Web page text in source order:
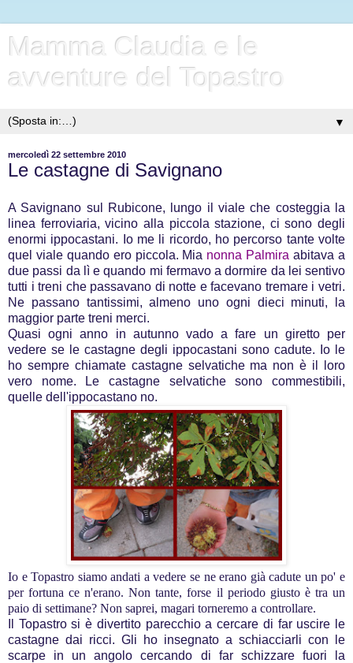
Mamma Claudia e le
avventure del Topastro
▼
mercoledì 22 settembre 2010
Le castagne di Savignano
A Savignano sul Rubicone, lungo il viale che costeggia la
linea ferroviaria, vicino alla piccola stazione, ci sono degli
enormi ippocastani. Io me li ricordo, ho percorso tante volte
quel viale quando ero piccola. Mia nonna Palmira abitava a
due passi da lì e quando mi fermavo a dormire da lei sentivo
tutti i treni che passavano di notte e facevano tremare i vetri.
Ne passano tantissimi, almeno uno ogni dieci minuti, la
maggior parte treni merci.
Quasi ogni anno in autunno vado a fare un giretto per
vedere se le castagne degli ippocastani sono cadute. Io le
ho sempre chiamate castagne selvatiche ma non è il loro
vero nome. Le castagne selvatiche sono commestibili,
quelle dell'ippocastano no.
Io e Topastro siamo andati a vedere se ne erano già cadute un po' e
per fortuna ce n'erano. Non tante, forse il periodo giusto è tra un
paio di settimane? Non saprei, magari torneremo a controllare.
Il Topastro si è divertito parecchio a cercare di far uscire le
castagne dai ricci. Gli ho insegnato a schiacciarli con le
scarpe in un angolo cercando di far schizzare fuori la